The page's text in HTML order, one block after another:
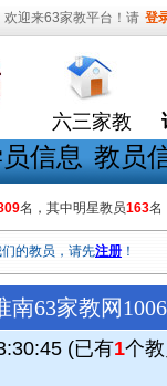
欢迎来63家教平台！请 登
六三家教
信息 教员
名，其中明星教员163名
的教员，请先注册 ！
南63家教网
(已有1个